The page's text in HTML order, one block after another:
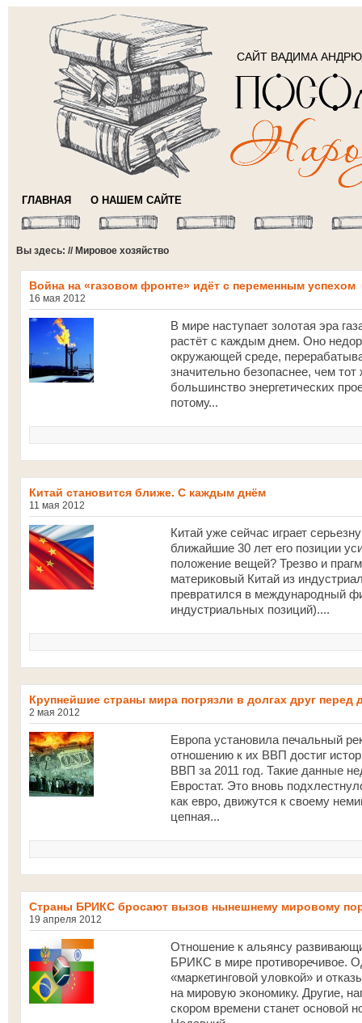
САЙТ ВАДИМА
ГЛАВНАЯ О НАШЕМ САЙТЕ
Вы здесь: // Мировое хозяйство
Война на «газовом фронте» идёт с переменным успехом
16 мая 2012
В мире наступает золотая эра
растёт с каждым днем. Оно
окружающей среде,
значительно безопаснее, чем
большинство энергетических
потому...
Китай становится ближе. С каждым днём
11 мая 2012
Китай уже сейчас играет
ближайшие 30 лет его позиции
положение вещей? Трезво и
материковый Китай из
превратился в международный
индустриальных позиций)....
Крупнейшие страны мира погрязли в долгах друг перед
2 мая 2012
Европа установила печальный
отношению к их ВВП достиг
ВВП за 2011 год. Такие данные
Евростат. Это вновь
как евро, движутся к своему
цепная...
Страны БРИКС бросают вызов нынешнему мировому
19 апреля 2012
Отношение к альянсу
БРИКС в мире противоречивое.
«маркетинговой уловкой» и
на мировую экономику. Другие,
скором времени станет основой